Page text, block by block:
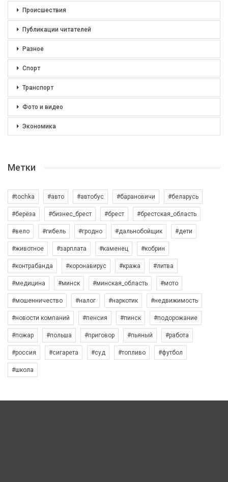
Происшествия
Публикации читателей
Разное
Спорт
Транспорт
Фото и видео
Экономика
Метки
#tochka #авто #автобус #барановичи #беларусь
#берёза #бизнес_брест #брест #брестская_область
#вело #гибель #гродно #дальнобойщик #дети
#животное #зарплата #каменец #кобрин
#контрабанда #коронавирус #кража #литва
#медицина #минск #минская_область #мото
#мошенничество #налог #наркотик #недвижимость
#новости компаний #пенсия #пинск #подорожание
#пожар #польша #приговор #пьяный #работа
#россия #сигарета #суд #топливо #футбол
#школа